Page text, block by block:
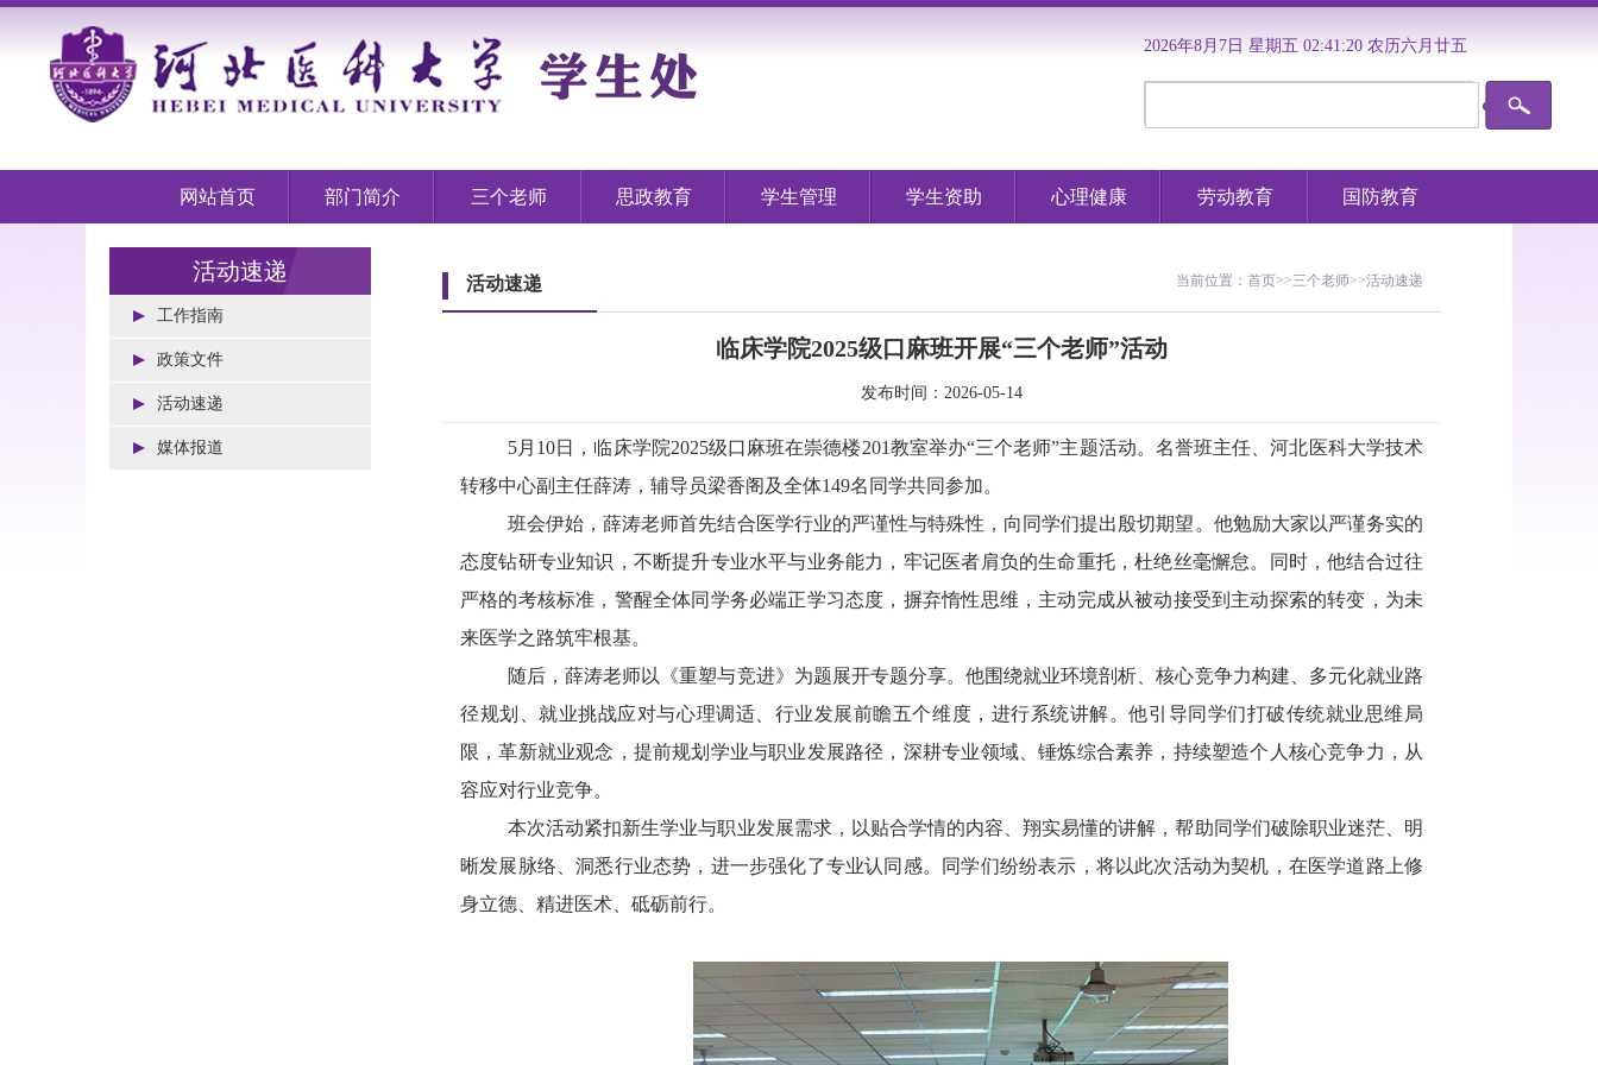
2026年8月7日 星期五 02:41:20 农历六月廿五
网站首页 部门简介 三个老师 思政教育 学生管理 学生资助 心理健康 劳动教育 国防教育
活动速递
工作指南
政策文件
活动速递
媒体报道
活动速递 当前位置： 首页>>三个老师>>活动速递
临床学院2025级口麻班开展“三个老师”活动
发布时间：2026-05-14
5月10日，临床学院2025级口麻班在崇德楼201教室举办“三个老师”主题活动。名誉班主任、河北医科大学技术
转移中心副主任薛涛，辅导员梁香阁及全体149名同学共同参加。
班会伊始，薛涛老师首先结合医学行业的严谨性与特殊性，向同学们提出殷切期望。他勉励大家以严谨务实的
态度钻研专业知识，不断提升专业水平与业务能力，牢记医者肩负的生命重托，杜绝丝毫懈怠。同时，他结合过往
严格的考核标准，警醒全体同学务必端正学习态度，摒弃惰性思维，主动完成从被动接受到主动探索的转变，为未
来医学之路筑牢根基。
随后，薛涛老师以《重塑与竞进》为题展开专题分享。他围绕就业环境剖析、核心竞争力构建、多元化就业路
径规划、就业挑战应对与心理调适、行业发展前瞻五个维度，进行系统讲解。他引导同学们打破传统就业思维局
限，革新就业观念，提前规划学业与职业发展路径，深耕专业领域、锤炼综合素养，持续塑造个人核心竞争力，从
容应对行业竞争。
本次活动紧扣新生学业与职业发展需求，以贴合学情的内容、翔实易懂的讲解，帮助同学们破除职业迷茫、明
晰发展脉络、洞悉行业态势，进一步强化了专业认同感。同学们纷纷表示，将以此次活动为契机，在医学道路上修
身立德、精进医术、砥砺前行。